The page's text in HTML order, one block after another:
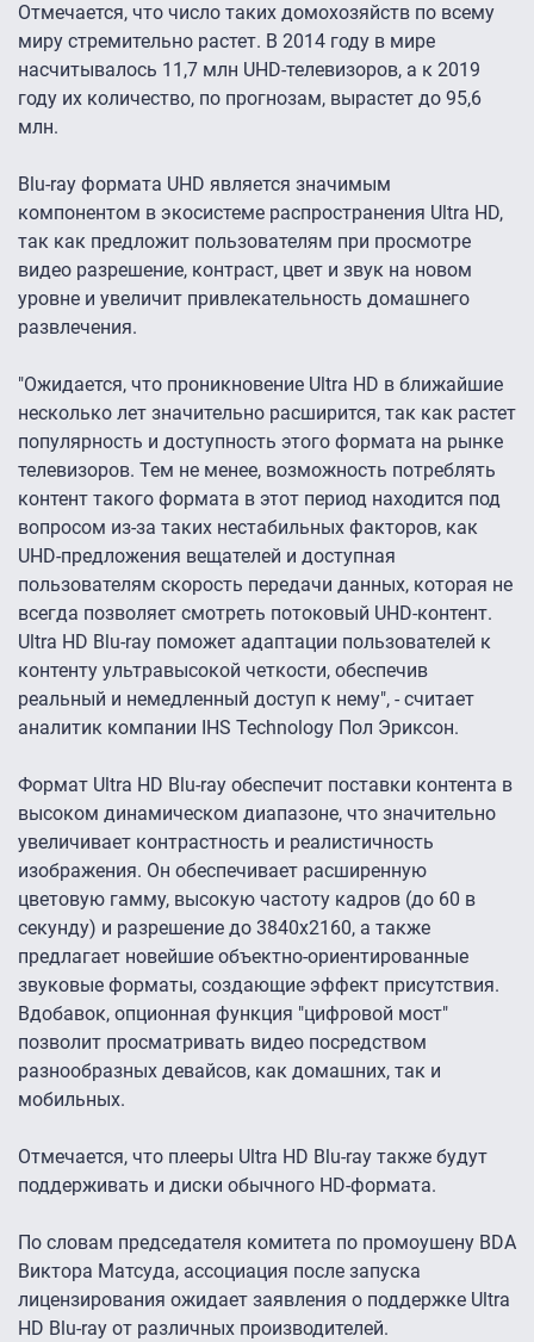
Отмечается, что число таких домохозяйств по всему
миру стремительно растет. В 2014 году в мире
насчитывалось 11,7 млн UHD-телевизоров, а к 2019
году их количество, по прогнозам, вырастет до 95,6
млн.
Blu-ray формата UHD является значимым
компонентом в экосистеме распространения Ultra HD,
так как предложит пользователям при просмотре
видео разрешение, контраст, цвет и звук на новом
уровне и увеличит привлекательность домашнего
развлечения.
"Ожидается, что проникновение Ultra HD в ближайшие
несколько лет значительно расширится, так как растет
популярность и доступность этого формата на рынке
телевизоров. Тем не менее, возможность потреблять
контент такого формата в этот период находится под
вопросом из-за таких нестабильных факторов, как
UHD-предложения вещателей и доступная
пользователям скорость передачи данных, которая не
всегда позволяет смотреть потоковый UHD-контент.
Ultra HD Blu-ray поможет адаптации пользователей к
контенту ультравысокой четкости, обеспечив
реальный и немедленный доступ к нему", - считает
аналитик компании IHS Technology Пол Эриксон.
Формат Ultra HD Blu-ray обеспечит поставки контента в
высоком динамическом диапазоне, что значительно
увеличивает контрастность и реалистичность
изображения. Он обеспечивает расширенную
цветовую гамму, высокую частоту кадров (до 60 в
секунду) и разрешение до 3840х2160, а также
предлагает новейшие объектно-ориентированные
звуковые форматы, создающие эффект присутствия.
Вдобавок, опционная функция "цифровой мост"
позволит просматривать видео посредством
разнообразных девайсов, как домашних, так и
мобильных.
Отмечается, что плееры Ultra HD Blu-ray также будут
поддерживать и диски обычного HD-формата.
По словам председателя комитета по промоушену BDA
Виктора Матсуда, ассоциация после запуска
лицензирования ожидает заявления о поддержке Ultra
HD Blu-ray от различных производителей.